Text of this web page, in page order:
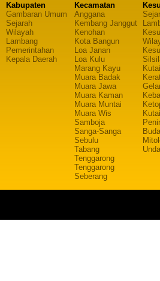
Kabupaten
Gambaran Umum
Sejarah
Wilayah
Lambang
Pemerintahan
Kepala Daerah
Kecamatan
Anggana
Kembang Janggut
Kenohan
Kota Bangun
Loa Janan
Loa Kulu
Marang Kayu
Muara Badak
Muara Jawa
Muara Kaman
Muara Muntai
Muara Wis
Samboja
Sanga-Sanga
Sebulu
Tabang
Tenggarong
Tenggarong
Seberang
Kutai
Kutai